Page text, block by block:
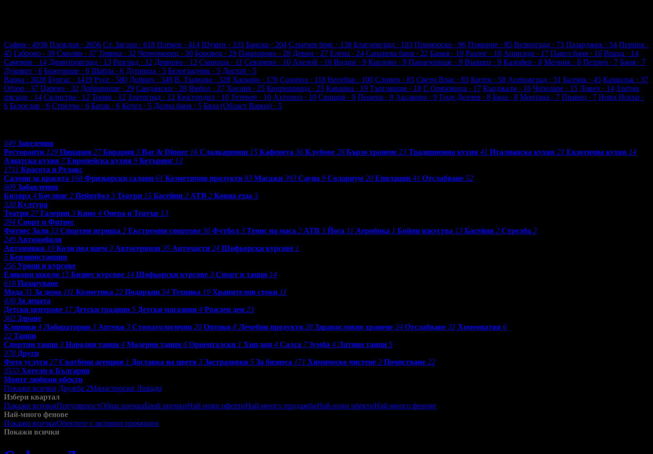
София · 4938 Пловдив · 2656 Ст. Загора · 618 Плевен · 414 Шумен · 333 Банско · 204 Слънчев бряг · 138 Благоевград · 103 Приморско · 96 Поморие · 85 Велинград · 73 Пазарджик · 54 Перник ·
45 Габрово · 39 Смолян · 37 Трявна · 32 Черноморец · 30 Боровец · 29 Пампорово · 28 Девин · 27 Елена · 24 Сапарева баня · 22 Банкя · 19 Разлог · 18 Априлци · 17 Павел баня · 16 Враца · 14
Самоков · 14 Димитровград · 13 Разград · 12 Дряново · 12 Сърница · 11 Севлиево · 10 Ахелой · 10 Видин · 9 Карлово · 9 Панагюрище · 9 Вършец · 9 Калофер · 8 Мелник · 8 Петрич · 7 Баня · 7
Луковит · 6 Божурище · 6 Шабла · 6 Дупница · 5 Белоградчик · 5 Доспат · 5
Варна · 3028 Бургас · 1419 Русе · 580 Добрич · 348 В. Търново · 328 Хасково · 176 Созопол · 118 Несебър · 100 Сливен · 85 Свети Влас · 85 Китен · 58 Асеновград · 51 Балчик · 45 Казанлък · 37
Обзор · 37 Царево · 32 Добринище · 29 Сандански · 28 Ямбол · 27 Хисаря · 25 Копривщица · 23 Каварна · 19 Търговище · 18 Г. Оряховица · 17 Кърджали · 16 Чепеларе · 15 Ловеч · 14 Златни
пясъци · 14 Силистра · 12 Троян · 12 Златоград · 12 Кюстендил · 10 Тетевен · 10 Ахтопол · 10 Свищов · 9 Пещера · 9 Аксаково · 9 Гоце Делчев · 8 Бяла · 8 Монтана · 7 Правец · 7 Нови Искър ·
6 Белослав · 6 Стрелча · 6 Батак · 6 Котел · 5 Долна баня · 5 Бяла (Област Варна) · 5
549 Заведения
Ресторанти 129 Пицарии 27 Бирарии 3 Bar & Dinner 16 Сладкарници 15 Кафенета 36 Клубове 28 Бързо хранене 23 Традиционна кухня 41 Италианска кухня 21 Екзотична кухня 14
Азиатска кухня 7 Европейска кухня 9 Кетъринг 13
1711 Красота и Релакс
Салони за красота 168 Фризьорски салони 61 Козметични продукти 83 Масажи 393 Сауна 9 Солариум 20 Епилации 41 Отслабване 52
609 Забавления
Билярд 4 Боулинг 2 Пейнтбол 3 Театри 15 Басейни 2 АТВ 2 Конна езда 3
320 Култура
Театри 27 Галерии 3 Кино 4 Опера и Театър 13
394 Спорт и Фитнес
Фитнес Зали 13 Спортни игрища 2 Екстремни спортове 36 Футбол 3 Тенис на маса 2 АТВ 3 Йога 11 Аеробика 1 Бойни изкуства 13 Басейни 2 Стрелба 2
249 Автомобили
Автомивки 19 Коли под наем 3 Автосервизи 35 Авточасти 24 Шофьорски курсове 1
5 Бензиностанции
256 Уроци и курсове
Езикови школи 15 Бизнес курсове 14 Шофьорски курсове 3 Спорт и танци 14
618 Пазаруване
Мода 31 За дома 111 Козметика 22 Подаръци 54 Техника 19 Хранителни стоки 11
436 За децата
Детски центрове 17 Детски градини 5 Детски магазини 4 Рожден ден 23
362 Здраве
Клиники 4 Лаборатории 3 Аптеки 3 Стоматологични 20 Оптики 8 Лечебни продукти 28 Здравословно хранене 24 Отслабване 31 Хомеопатия 6
22 Танци
Спортни танци 3 Народни танци 4 Модерни танци 6 Ориенталски 1 Хип-хоп 4 Салса 7 Зумба 4 Латино танци 5
378 Други
Фото услуги 27 Сватбени агенции 1 Доставка на цветя 3 Застраховки 5 За бизнеса 171 Химическо чистене 3 Почистване 22
3555 Хотели в България
Моите любими обекти
Покажи всички Дружба 2Манастирски Ливади
Избери квартал
Покажи всичкиПопулярностОбща оценкаБрой оценкиНай-нови офертиНай-много продажбиНай-нови обектиНай-много фенове
Най-много фенове
Покажи всичкиОбектите с активни промоции
Покажи всички